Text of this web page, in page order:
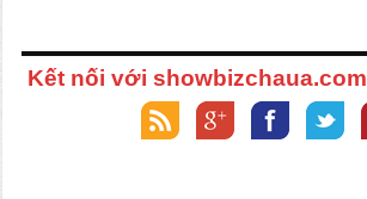
Kết nối với showbizchaua.com